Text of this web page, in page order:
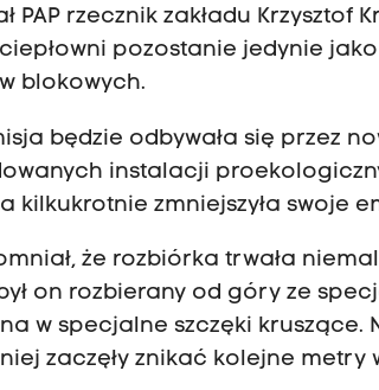
PAP rzecznik zakładu Krzysztof
pozostanie jedynie
blokowych.
będzie odbywała się przez
instalacji
kilkukrotnie zmniejszyła swoje
że rozbiórka trwała
on rozbierany od góry ze
w specjalne szczęki kruszące.
zaczęły znikać kolejne metry